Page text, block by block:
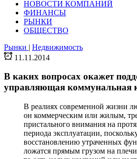
НОВОСТИ КОМПАНИЙ
ФИНАНСЫ
РЫНКИ
ОБЩЕСТВО
Рынки | Недвижимость
11.11.2014
В каких вопросах окажет
управляющая коммунальная
В реалиях современной жизни
он коммерческим или жилым,
пристального внимания на
периода эксплуатации,
восстановлению утраченных
ложатся прямым грузом на плечи